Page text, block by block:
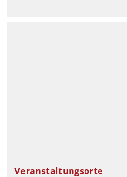
Veranstaltungsorte